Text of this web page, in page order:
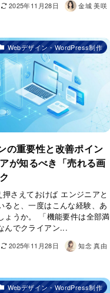
2025年11月28日 金城 美咲
Webデザイン・WordPress制作
の重要性と改善ポイン
が知るべき「売れる画
さえておけば エンジニアと
ると、一度はこんな経験、あ
ょうか。 「機能要件は全部満
んでクライアン...
2025年11月28日 知念 真由
Webデザイン・WordPress制作